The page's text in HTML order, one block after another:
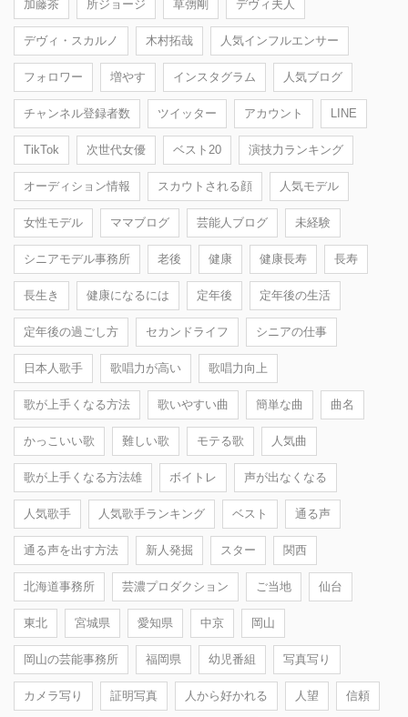
加藤茶 所ジョージ 草彅剛 デヴィ夫人
デヴィ・スカルノ 木村拓哉 人気インフルエンサー
フォロワー 増やす インスタグラム 人気ブログ
チャンネル登録者数 ツイッター アカウント LINE
TikTok 次世代女優 ベスト20 演技力ランキング
オーディション情報 スカウトされる顔 人気モデル
女性モデル ママブログ 芸能人ブログ 未経験
シニアモデル事務所 老後 健康 健康長寿 長寿
長生き 健康になるには 定年後 定年後の生活
定年後の過ごし方 セカンドライフ シニアの仕事
日本人歌手 歌唱力が高い 歌唱力向上
歌が上手くなる方法 歌いやすい曲 簡単な曲 曲名
かっこいい歌 難しい歌 モテる歌 人気曲
歌が上手くなる方法雄 ボイトレ 声が出なくなる
人気歌手 人気歌手ランキング ベスト 通る声
通る声を出す方法 新人発掘 スター 関西
北海道事務所 芸濃プロダクション ご当地 仙台
東北 宮城県 愛知県 中京 岡山
岡山の芸能事務所 福岡県 幼児番組 写真写り
カメラ写り 証明写真 人から好かれる 人望 信頼